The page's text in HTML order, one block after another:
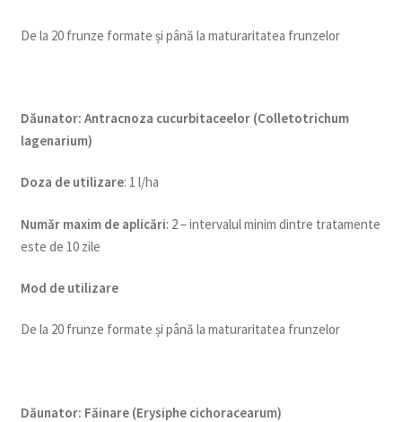
De la 20 frunze formate și până la maturaritatea frunzelor
Dăunator: Antracnoza cucurbitaceelor (Colletotrichum
lagenarium)
Doza de utilizare: 1 l/ha
Număr maxim de aplicări: 2 – intervalul minim dintre tratamente
este de 10 zile
Mod de utilizare
De la 20 frunze formate și până la maturaritatea frunzelor
Dăunator: Făinare (Erysiphe cichoracearum)